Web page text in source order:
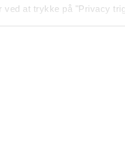
ved at trykke på "Privacy
fra tredjeparter til at
præferencer samt til brug